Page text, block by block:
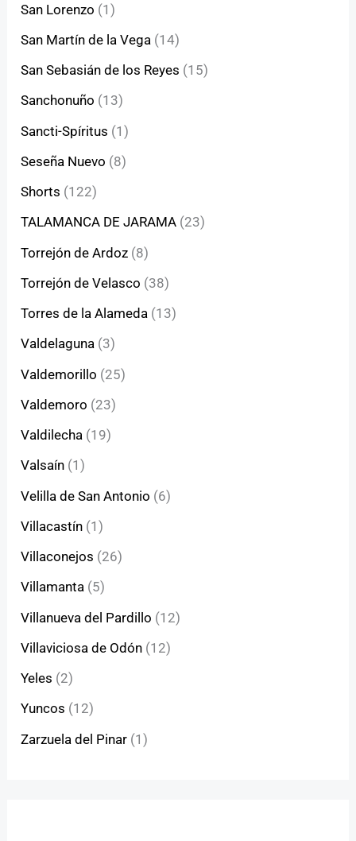
San Lorenzo (1)
San Martín de la Vega (14)
San Sebasián de los Reyes (15)
Sanchonuño (13)
Sancti-Spíritus (1)
Seseña Nuevo (8)
Shorts (122)
TALAMANCA DE JARAMA (23)
Torrejón de Ardoz (8)
Torrejón de Velasco (38)
Torres de la Alameda (13)
Valdelaguna (3)
Valdemorillo (25)
Valdemoro (23)
Valdilecha (19)
Valsaín (1)
Velilla de San Antonio (6)
Villacastín (1)
Villaconejos (26)
Villamanta (5)
Villanueva del Pardillo (12)
Villaviciosa de Odón (12)
Yeles (2)
Yuncos (12)
Zarzuela del Pinar (1)